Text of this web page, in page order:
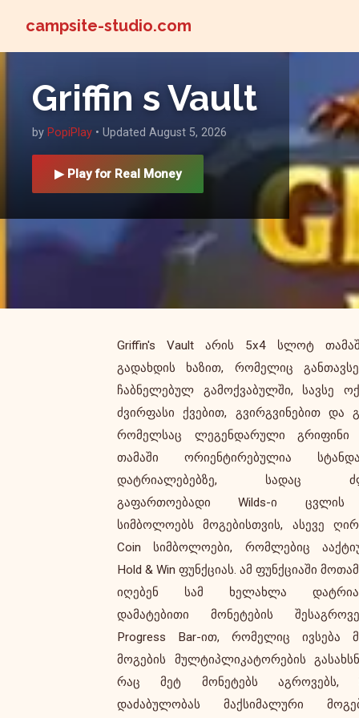
campsite-studio.com
Griffin s Vault
by PopiPlay • Updated August 5, 2026
▶ Play for Real Money
Griffin's Vault არის 5x4 სლოტ
გადახდის ხაზით, რომელიც
ჩაბნელებულ გამოქვაბულში, სავსე
ძვირფასი ქვებით, გვირგვინებით და
რომელსაც ლეგენდარული გრიფინი
თამაში ორიენტირებულია
დატრიალებებზე, სადაც
გაფართოებადი Wilds-ი ცვლის
სიმბოლოებს მოგებისთვის, ასევე
Coin სიმბოლოები, რომლებიც
Hold & Win ფუნქციას. ამ ფუნქციაში
იღებენ სამ ხელახლა
დამატებითი მონეტების
Progress Bar-ით, რომელიც ივსება
მოგების მულტიპლიკატორების
რაც მეტ მონეტებს აგროვებს,
დაძაბულობას მაქსიმალური
რომელიც შეადგენს ფსონის
ვიზუალური სტილი მოიცავს HD
ჩაძირული, ბნელი
ატმოსფეროთი, მბზინავი
გრიფინის ავსებადი არსებობით,
მაღალი ზემოქმედების ხმოვანი
რომლებიც დამახასიათებელია
მობილურზე
პროდუქციისთვის. ის გამოირჩევა,
სტუდიის პირველი ორიგინალური
ახალი მიდგომით, რომელიც ხაზს
ინოვაციურ რისკ-ჯილდოს
მითოლოგიით შთაგონებულ
ნადირობაში, თუმცა საშუალო-
ცვალებადობით, რომელიც
ანიჭებს მომთმენ თამაშს ხშირი მცირე